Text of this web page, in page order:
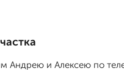
Андрею и Алексею по